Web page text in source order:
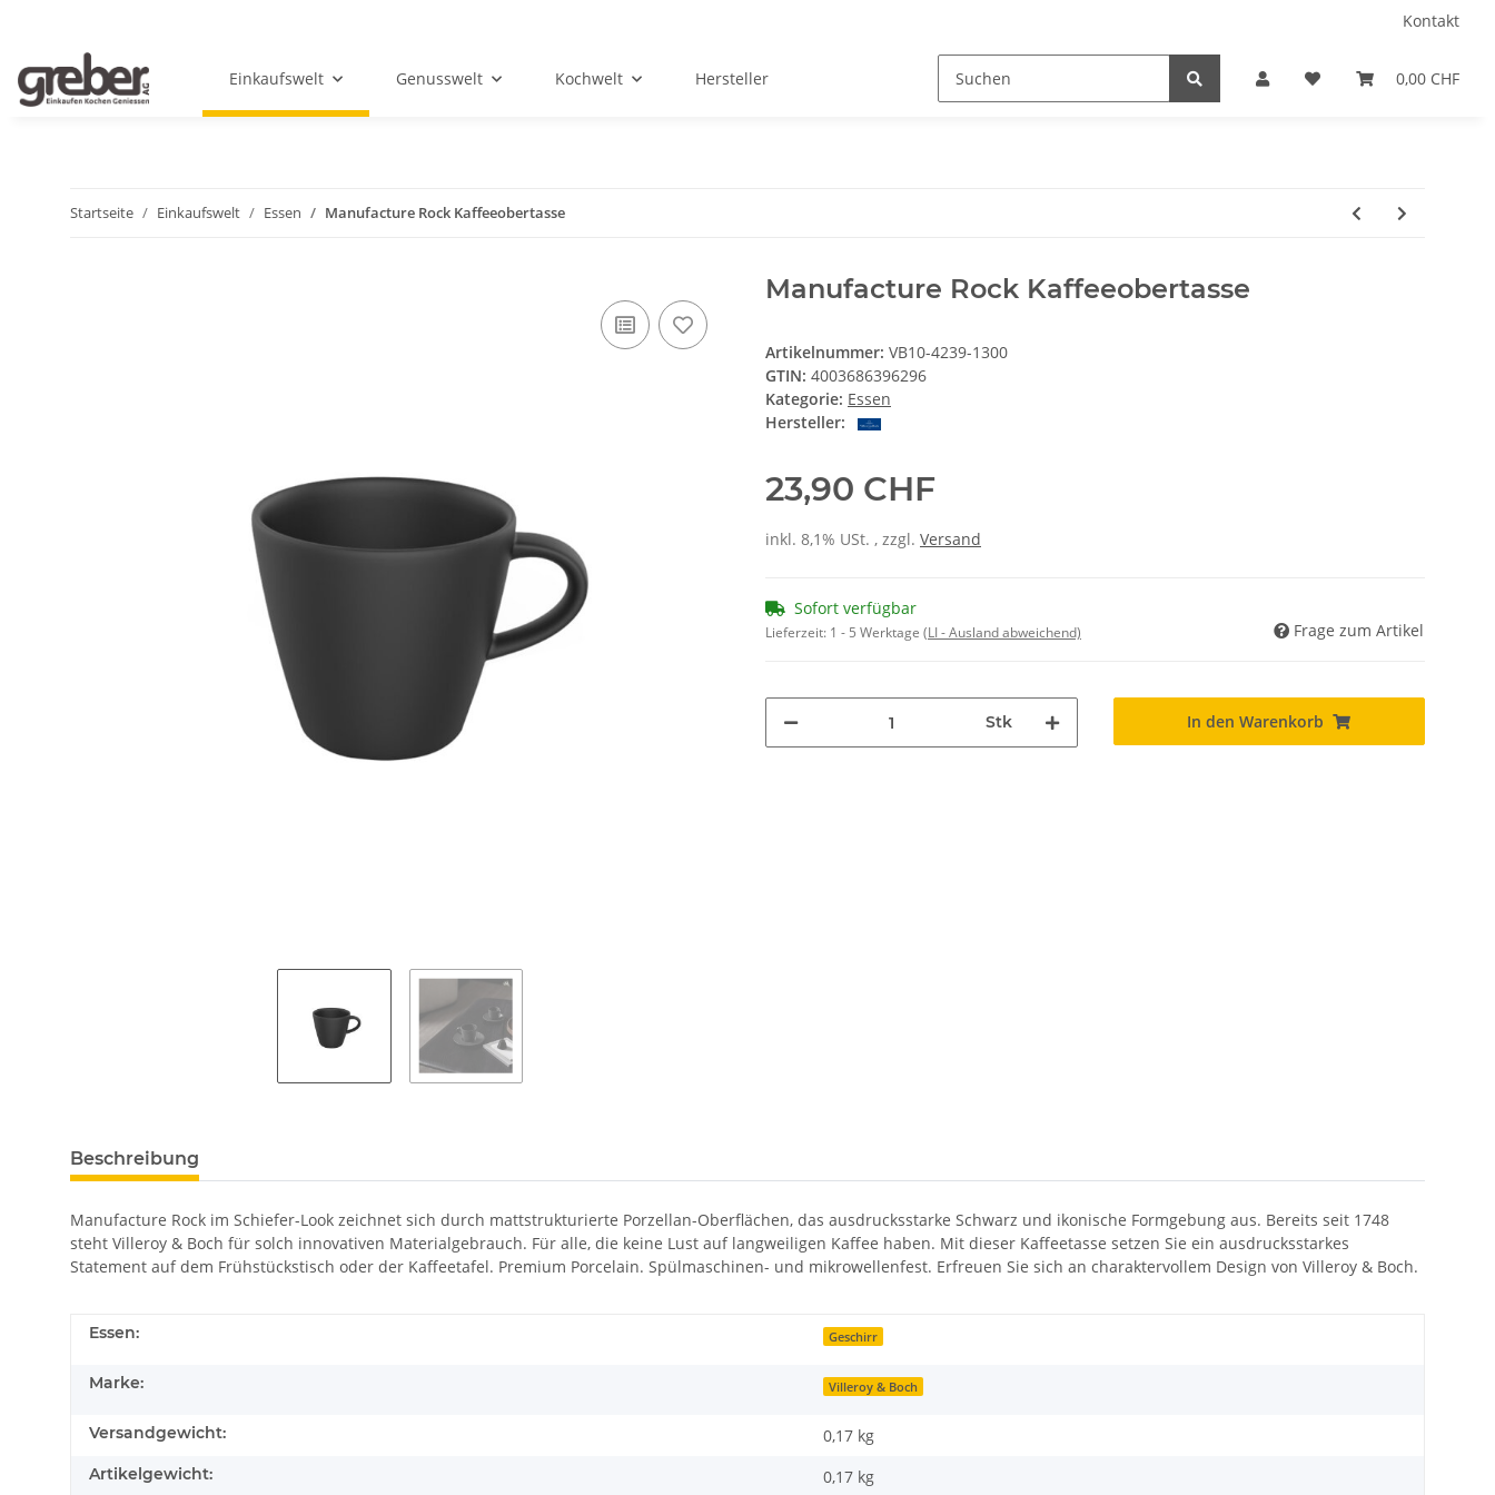
Kontakt
0,00 CHF
Einkaufswelt Genusswelt Kochwelt Hersteller
Startseite Einkaufswelt Essen Manufacture Rock Kaffeeobertasse
Manufacture Rock Kaffeeobertasse
Artikelnummer: VB10-4239-1300
GTIN: 4003686396296
Kategorie: Essen
Hersteller:
23,90 CHF
inkl. 8,1% USt. , zzgl. Versand
Sofort verfügbar
Lieferzeit: 1 - 5 Werktage (LI - Ausland abweichend) Frage zum Artikel
Stk In den Warenkorb
Beschreibung
Manufacture Rock im Schiefer-Look zeichnet sich durch mattstrukturierte Porzellan-Oberflächen, das ausdrucksstarke Schwarz und ikonische Formgebung aus. Bereits seit 1748
steht Villeroy & Boch für solch innovativen Materialgebrauch. Für alle, die keine Lust auf langweiligen Kaffee haben. Mit dieser Kaffeetasse setzen Sie ein ausdrucksstarkes
Statement auf dem Frühstückstisch oder der Kaffeetafel. Premium Porcelain. Spülmaschinen- und mikrowellenfest. Erfreuen Sie sich an charaktervollem Design von Villeroy & Boch.
Essen: Geschirr
Marke: Villeroy & Boch
Versandgewicht: 0,17 kg
Artikelgewicht: 0,17 kg